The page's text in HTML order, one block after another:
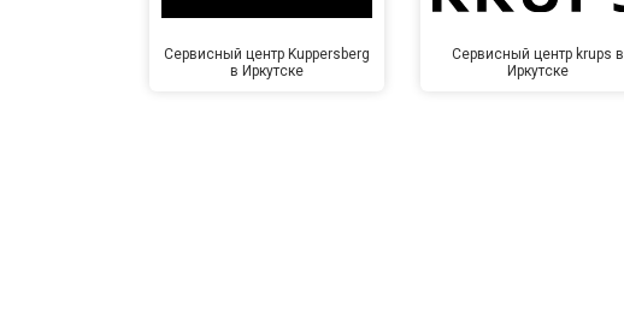
Сервисный центр Kuppersberg
в Иркутске
Сервисный центр krups в
Иркутске